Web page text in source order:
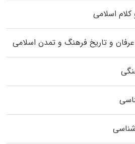
اسلامی
و تاریخ فرهنگ و تمدن اسلامی